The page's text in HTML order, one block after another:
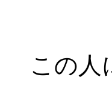
この人